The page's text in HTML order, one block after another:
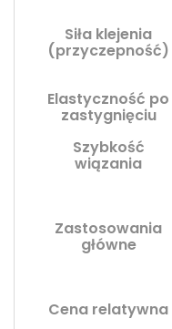
Siła klejenia
(przyczepność)
Elastyczność po
zastygnięciu
Szybkość
wiązania
Zastosowania
główne
Cena relatywna